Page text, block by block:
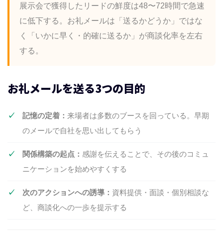
展示会で獲得したリードの鮮度は48〜72時間で急速
に低下する。お礼メールは「送るかどうか」ではな
く「いかに早く・的確に送るか」が商談化率を左右
する。
お礼メールを送る3つの目的
記憶の定着： 来場者は多数のブースを回っている。早期
のメールで自社を思い出してもらう
関係構築の起点： 感謝を伝えることで、その後のコミュ
ニケーションを始めやすくする
次のアクションへの誘導： 資料提供・面談・個別相談な
ど、商談化への一歩を提示する